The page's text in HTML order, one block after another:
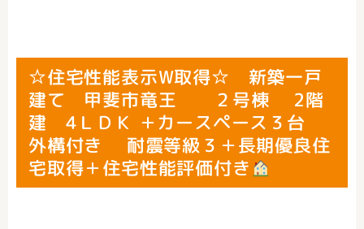
☆住宅性能表示W取得☆ 新築一戸
建て 甲斐市竜王 ２号棟 2階
建 4ＬＤＫ ＋カースペース３台
外構付き 耐震等級３＋長期優良住
宅取得＋住宅性能評価付き